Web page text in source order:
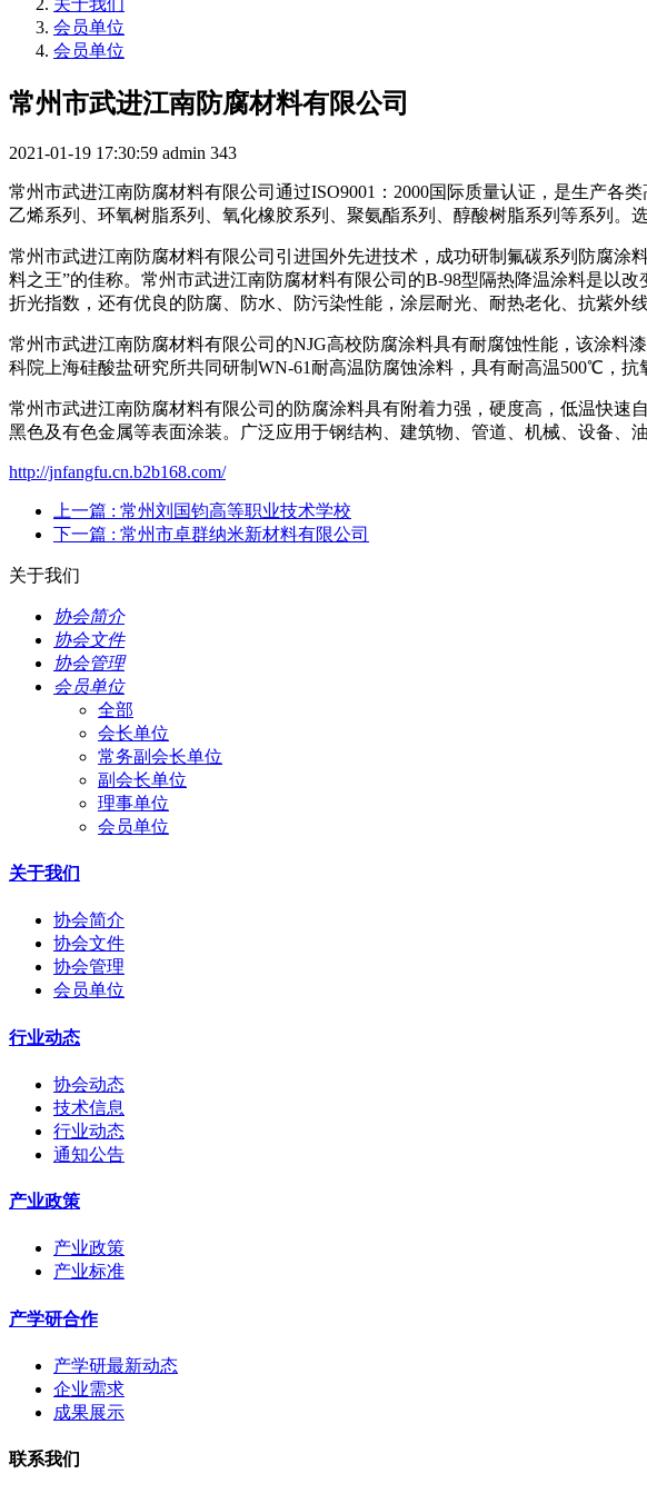
关于我们
会员单位
会员单位
常州市武进江南防腐材料有限公司
2021-01-19 17:30:59 admin 343
常州市武进江南防腐材料有限公司通过ISO9001：2000国际质量认证，是生产
乙烯系列、环氧树脂系列、氧化橡胶系列、聚氨酯系列、醇酸树脂系列等系列。
常州市武进江南防腐材料有限公司引进国外先进技术，成功研制氟碳系列防腐
料之王”的佳称。常州市武进江南防腐材料有限公司的B-98型隔热降温涂料是以
折光指数，还有优良的防腐、防水、防污染性能，涂层耐光、耐热老化、抗紫外线
常州市武进江南防腐材料有限公司的NJG高校防腐涂料具有耐腐蚀性能，该涂
科院上海硅酸盐研究所共同研制WN-61耐高温防腐蚀涂料，具有耐高温500℃，
常州市武进江南防腐材料有限公司的防腐涂料具有附着力强，硬度高，低温快
黑色及有色金属等表面涂装。广泛应用于钢结构、建筑物、管道、机械、设备、
http://jnfangfu.cn.b2b168.com/
上一篇 : 常州刘国钧高等职业技术学校
下一篇 : 常州市卓群纳米新材料有限公司
关于我们
协会简介
协会文件
协会管理
会员单位
全部
会长单位
常务副会长单位
副会长单位
理事单位
会员单位
关于我们
协会简介
协会文件
协会管理
会员单位
行业动态
协会动态
技术信息
行业动态
通知公告
产业政策
产业政策
产业标准
产学研合作
产学研最新动态
企业需求
成果展示
联系我们